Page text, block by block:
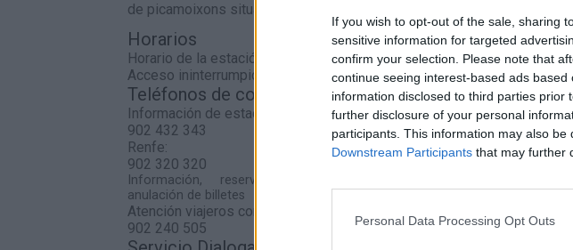
If you wish to opt-out of the sale, sharing
sensitive information for targeted
confirm your selection. Please note that
continue seeing interest-based ads
information disclosed to third parties
further disclosure of your personal
participants. This information may also
Downstream Participants that may further
Personal Data Processing Opt Outs
de picamoixons situada a 1,79 kilómetros de Riba.
Horarios
Horario de la estación
Acceso ininterrumpido a andenes
Teléfonos de contacto
Información de estaciones
902 432 343
Renfe:
902 320 320
Información, reserva, venta, cambio y
anulación de billetes
Atención viajeros con discapacidad
902 240 505